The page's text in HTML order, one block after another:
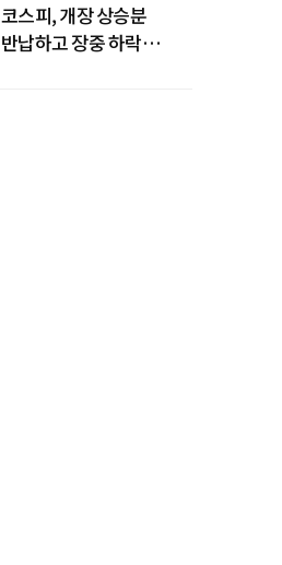
코스피, 개장 상승분
반납하고 장중 하락